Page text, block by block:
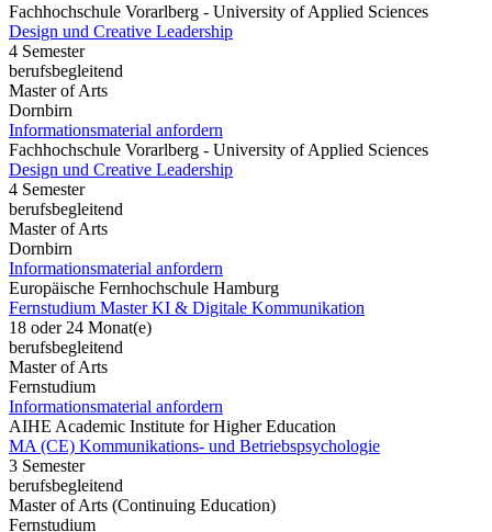
Fachhochschule Vorarlberg - University of Applied Sciences
Design und Creative Leadership
4 Semester
berufsbegleitend
Master of Arts
Dornbirn
Informationsmaterial anfordern
Fachhochschule Vorarlberg - University of Applied Sciences
Design und Creative Leadership
4 Semester
berufsbegleitend
Master of Arts
Dornbirn
Informationsmaterial anfordern
Europäische Fernhochschule Hamburg
Fernstudium Master KI & Digitale Kommunikation
18 oder 24 Monat(e)
berufsbegleitend
Master of Arts
Fernstudium
Informationsmaterial anfordern
AIHE Academic Institute for Higher Education
MA (CE) Kommunikations- und Betriebspsychologie
3 Semester
berufsbegleitend
Master of Arts (Continuing Education)
Fernstudium